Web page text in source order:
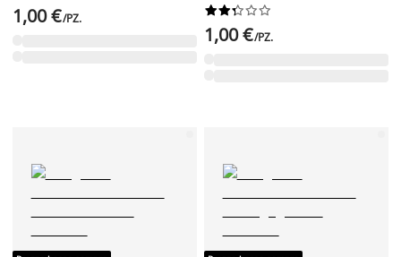
1,00 €/PZ.






1,00 €/PZ.